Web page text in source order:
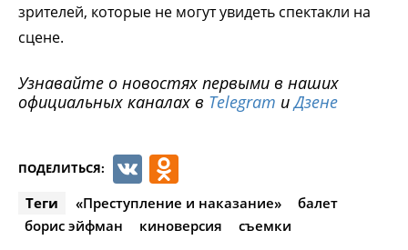
зрителей, которые не могут увидеть спектакли на
сцене.
Узнавайте о новостях первыми в наших
официальных каналах в Telegram иДзене
ПОДЕЛИТЬСЯ: VK
Теги «Преступление и наказание»
балет
борис эйфман
киноверсия съемки